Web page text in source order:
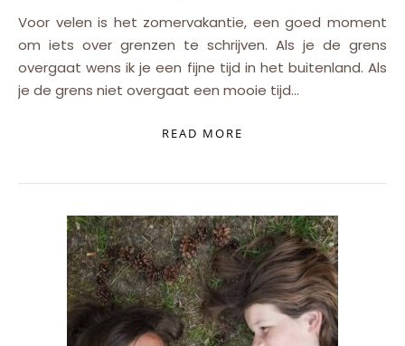
Voor velen is het zomervakantie, een goed moment
om iets over grenzen te schrijven. Als je de grens
overgaat wens ik je een fijne tijd in het buitenland. Als
je de grens niet overgaat een mooie tijd…
READ MORE